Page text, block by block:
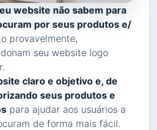
website não sabem para
por seus produtos e/
provavelmente,
seu website logo
claro e objetivo e, de
seus produtos e
para ajudar aos usuários a
de forma mais fácil.